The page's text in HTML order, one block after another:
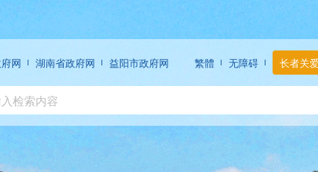
网 湖南省政府网 益阳市政府网 繁體 无障碍 长者关